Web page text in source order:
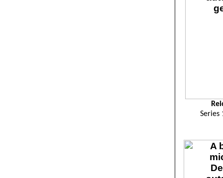
Series